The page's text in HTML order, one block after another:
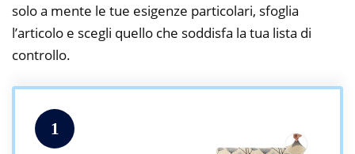
solo a mente le tue esigenze particolari, sfoglia
l’articolo e scegli quello che soddisfa la tua lista di
controllo.
1